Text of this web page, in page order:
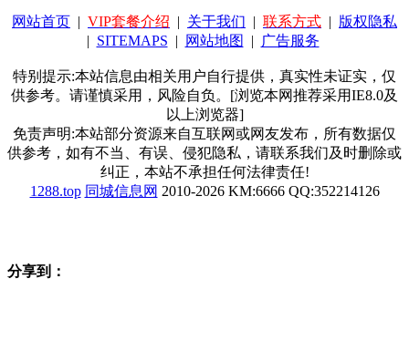
网站首页 | VIP套餐介绍 | 关于我们 | 联系方式 | 版权隐私
| SITEMAPS | 网站地图 | 广告服务
特别提示:本站信息由相关用户自行提供，真实性未证实，仅
供参考。请谨慎采用，风险自负。[浏览本网推荐采用IE8.0及
以上浏览器]
免责声明:本站部分资源来自互联网或网友发布，所有数据仅
供参考，如有不当、有误、侵犯隐私，请联系我们及时删除或
纠正，本站不承担任何法律责任!
1288.top 同城信息网 2010-2026 KM:6666 QQ:352214126
分享到：